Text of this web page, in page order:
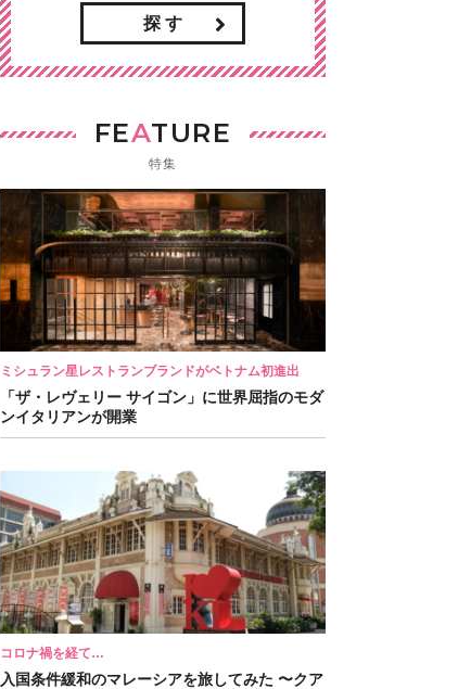
探 す
FEATURE
特集
ミシュラン星レストランブランドがベトナム初進出
「ザ・レヴェリー サイゴン」に世界屈指のモダ
ンイタリアンが開業
コロナ禍を経て…
入国条件緩和のマレーシアを旅してみた 〜クア